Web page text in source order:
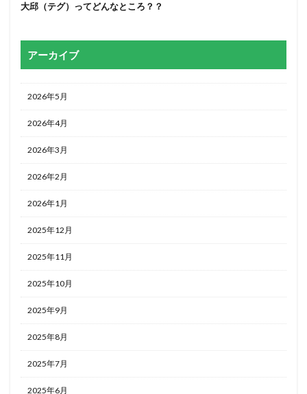
大邱（テグ）ってどんなところ？？
アーカイブ
2026年5月
2026年4月
2026年3月
2026年2月
2026年1月
2025年12月
2025年11月
2025年10月
2025年9月
2025年8月
2025年7月
2025年6月